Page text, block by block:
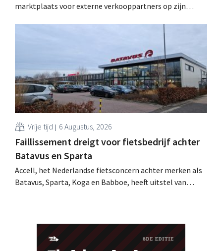
marktplaats voor externe verkooppartners op zijn
voor huisdierbenodigdheden dat model stapsgewijs
Vrije tijd 6 Augustus, 2026
Faillissement dreigt voor fietsbedrijf achter
Batavus en Sparta
Accell, het Nederlandse fietsconcern achter merken als
Batavus, Sparta, Koga en Babboe, heeft uitstel van